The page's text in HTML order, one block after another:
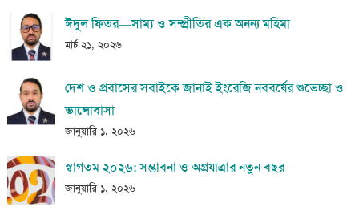
ঈদুল ফিতর—সাম্য ও সম্প্রীতির এক অনন্য মহিমা
মার্চ ২১, ২০২৬
দেশ ও প্রবাসের সবাইকে জানাই ইংরেজি নববর্ষের শুভেচ্ছা ও
ভালোবাসা
জানুয়ারি ১, ২০২৬
স্বাগতম ২০২৬: সম্ভাবনা ও অগ্রযাত্রার নতুন বছর
জানুয়ারি ১, ২০২৬